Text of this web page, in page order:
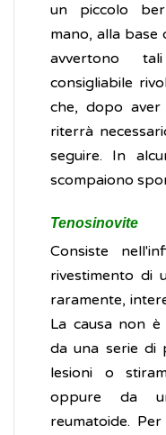
un piccolo
mano, alla base
avvertono
consigliabile
che, dopo
riterrà
seguire. In
scompaiono
Tenosinovite
Consiste
rivestimento di
raramente,
La causa non
da una serie di
lesioni o
oppure da
reumatoide.